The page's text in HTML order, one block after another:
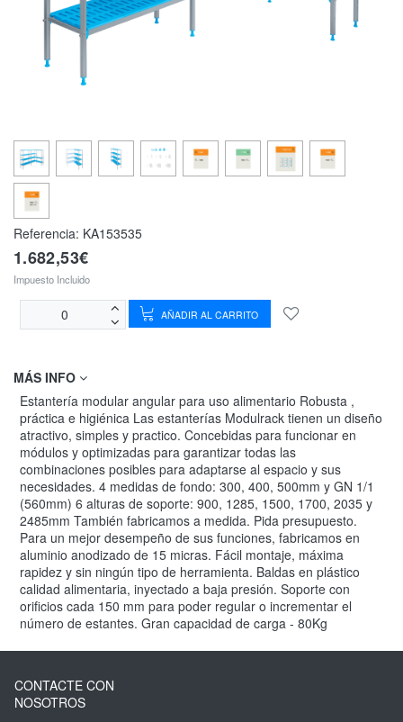
Referencia: KA153535
1.682,53€
Impuesto Incluido
AÑADIR AL CARRITO
MÁS INFO
Estantería modular angular para uso alimentario Robusta ,
práctica e higiénica Las estanterías Modulrack tienen un diseño
atractivo, simples y practico. Concebidas para funcionar en
módulos y optimizadas para garantizar todas las
combinaciones posibles para adaptarse al espacio y sus
necesidades. 4 medidas de fondo: 300, 400, 500mm y GN 1/1
(560mm) 6 alturas de soporte: 900, 1285, 1500, 1700, 2035 y
2485mm También fabricamos a medida. Pida presupuesto.
Para un mejor desempeño de sus funciones, fabricamos en
aluminio anodizado de 15 micras. Fácil montaje, máxima
rapidez y sin ningún tipo de herramienta. Baldas en plástico
calidad alimentaria, inyectado a baja presión. Soporte con
orificios cada 150 mm para poder regular o incrementar el
número de estantes. Gran capacidad de carga - 80Kg
CONTACTE CON
NOSOTROS